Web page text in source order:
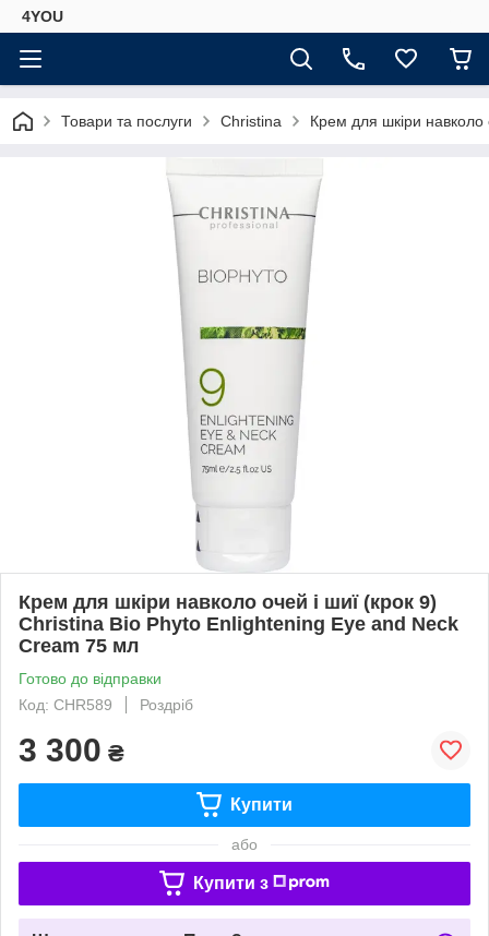
4YOU
Товари та послуги Christina Крем для шкіри
Крем для шкіри навколо очей і шиї (крок 9)
Christina Bio Phyto Enlightening Eye and Neck
Cream 75 мл
Готово до відправки
Код: CHR589
Роздріб
3 300 ₴
Купити
або
Купити з